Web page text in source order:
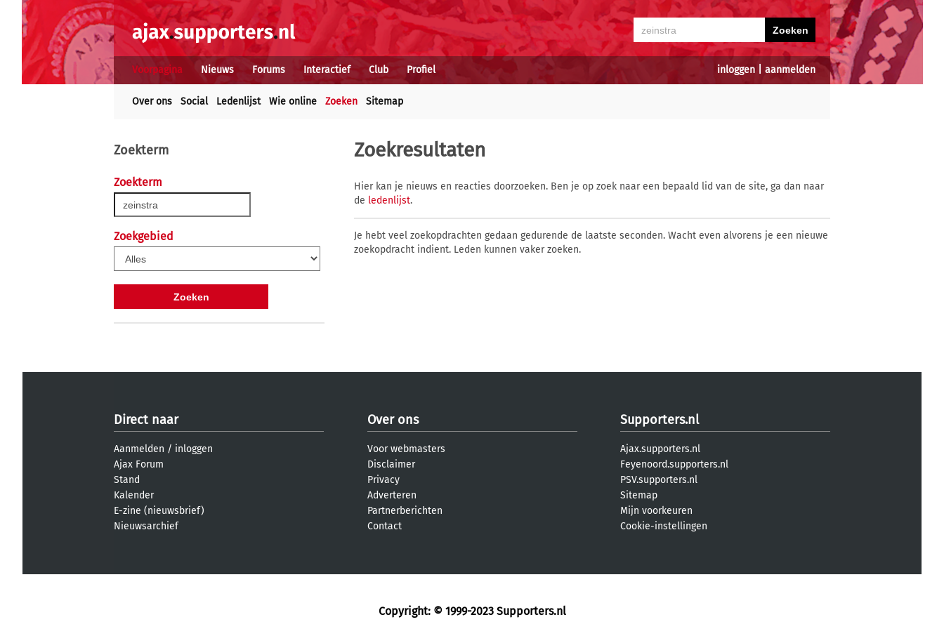
inloggen aanmelden
Voorpagina Nieuws Forums Interactief Club Profiel
Over ons Social Ledenlijst Wie online Zoeken Sitemap
Zoekterm
Zoekterm
Zoekgebied
Zoekresultaten
Hier kan je nieuws en reacties doorzoeken. Ben je op zoek naar een bepaald lid van de site, ga dan naar
de ledenlijst.
Je hebt veel zoekopdrachten gedaan gedurende de laatste seconden. Wacht even alvorens je een nieuwe
zoekopdracht indient. Leden kunnen vaker zoeken.
Direct naar
Aanmelden / inloggen
Ajax Forum
Stand
Kalender
E-zine (nieuwsbrief)
Nieuwsarchief
Over ons
Voor webmasters
Disclaimer
Privacy
Adverteren
Partnerberichten
Contact
Supporters.nl
Ajax.supporters.nl
Feyenoord.supporters.nl
PSV.supporters.nl
Sitemap
Mijn voorkeuren
Cookie-instellingen
Copyright: © 1999-2023 Supporters.nl